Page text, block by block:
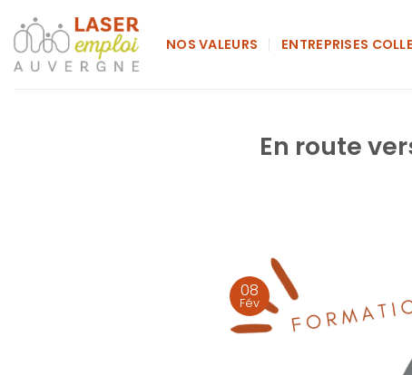
au
contenu
NOS VALEURS ENTREPRISES
En route
08
Fév